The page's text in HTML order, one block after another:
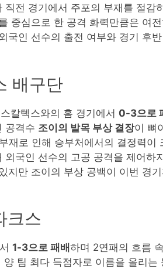
전 경기에서 주포의 부재를 절감
중심으로 한 공격 화력만큼은 여
인 선수의 출전 여부와 경기 후
배구단
칼텍스와의 홈 경기에서 0-3으로
공격수 조이의 발목 부상 결장이 뼈
로 인해 승부처에서의 결정력이
국인 선수의 고공 공격을 제어하
만 조이의 부상 공백이 이번 경
크스
1-3으로 패배하며 2연패의 흐름
양 팀 최다 득점자로 이름을 올리